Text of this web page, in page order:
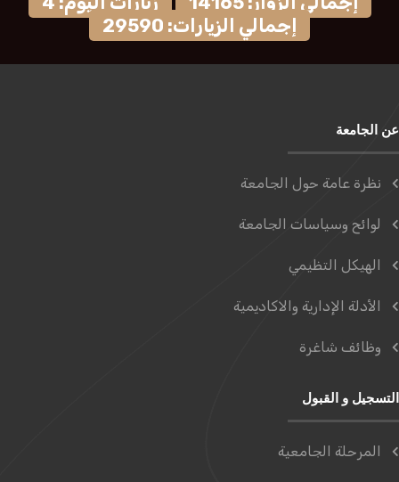
إجمالي الزيارات: 29590
عن الجامعة
نظرة عامة حول الجامعة
لوائح وسياسات الجامعة
الهيكل التظيمي
الأدلة الإدارية والاكاديمية
وظائف شاغرة
التسجيل و القبول
المرحلة الجامعية